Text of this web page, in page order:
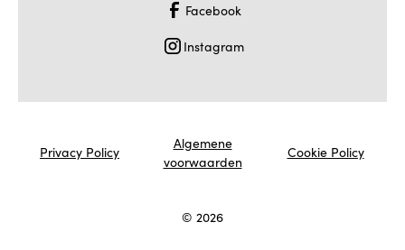
Facebook
Instagram
Privacy Policy
Algemene
voorwaarden
Cookie Policy
© 2026